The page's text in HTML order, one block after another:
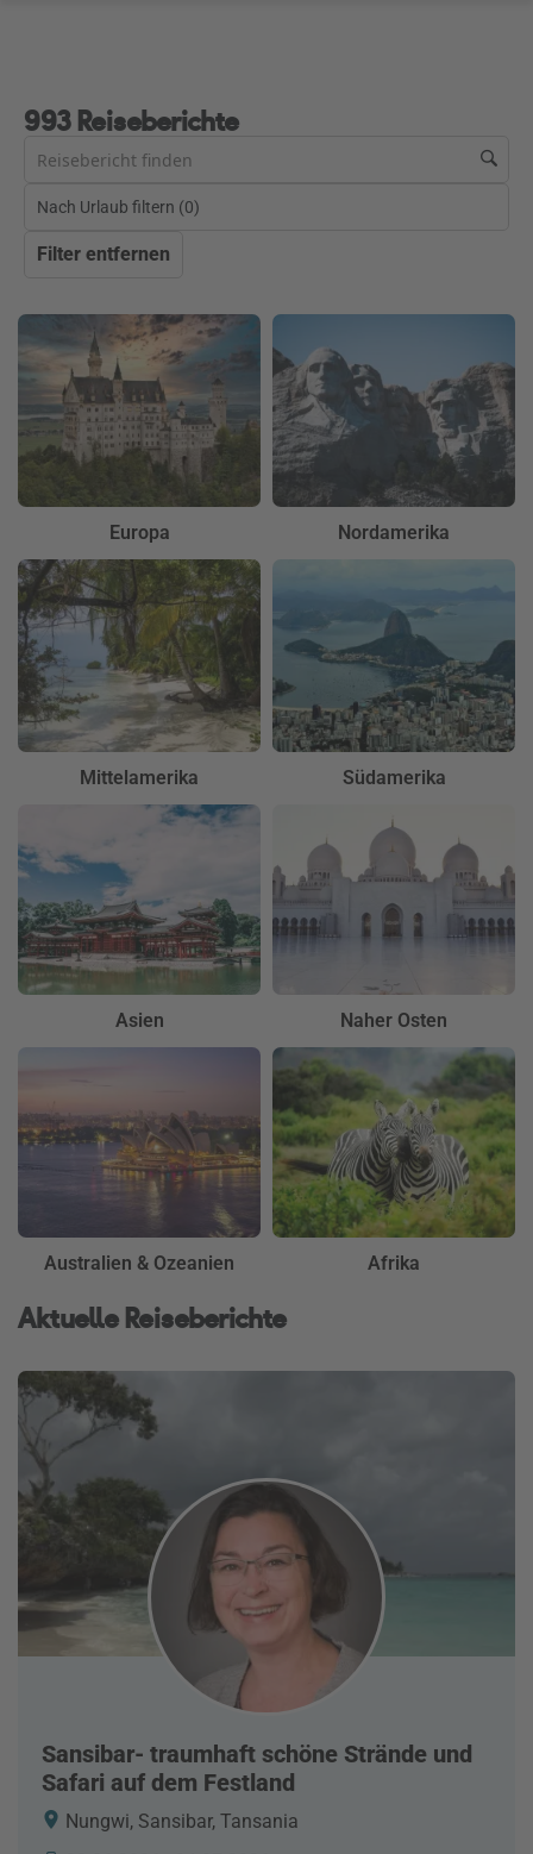
993 Reiseberichte
Nach Urlaub filtern (0)
Filter entfernen
Europa Nordamerika
Mittelamerika Südamerika
Asien Naher Osten
Australien & Ozeanien Afrika
Aktuelle Reiseberichte
Sansibar- traumhaft schöne Strände und
Safari auf dem Festland
Nungwi, Sansibar, Tansania